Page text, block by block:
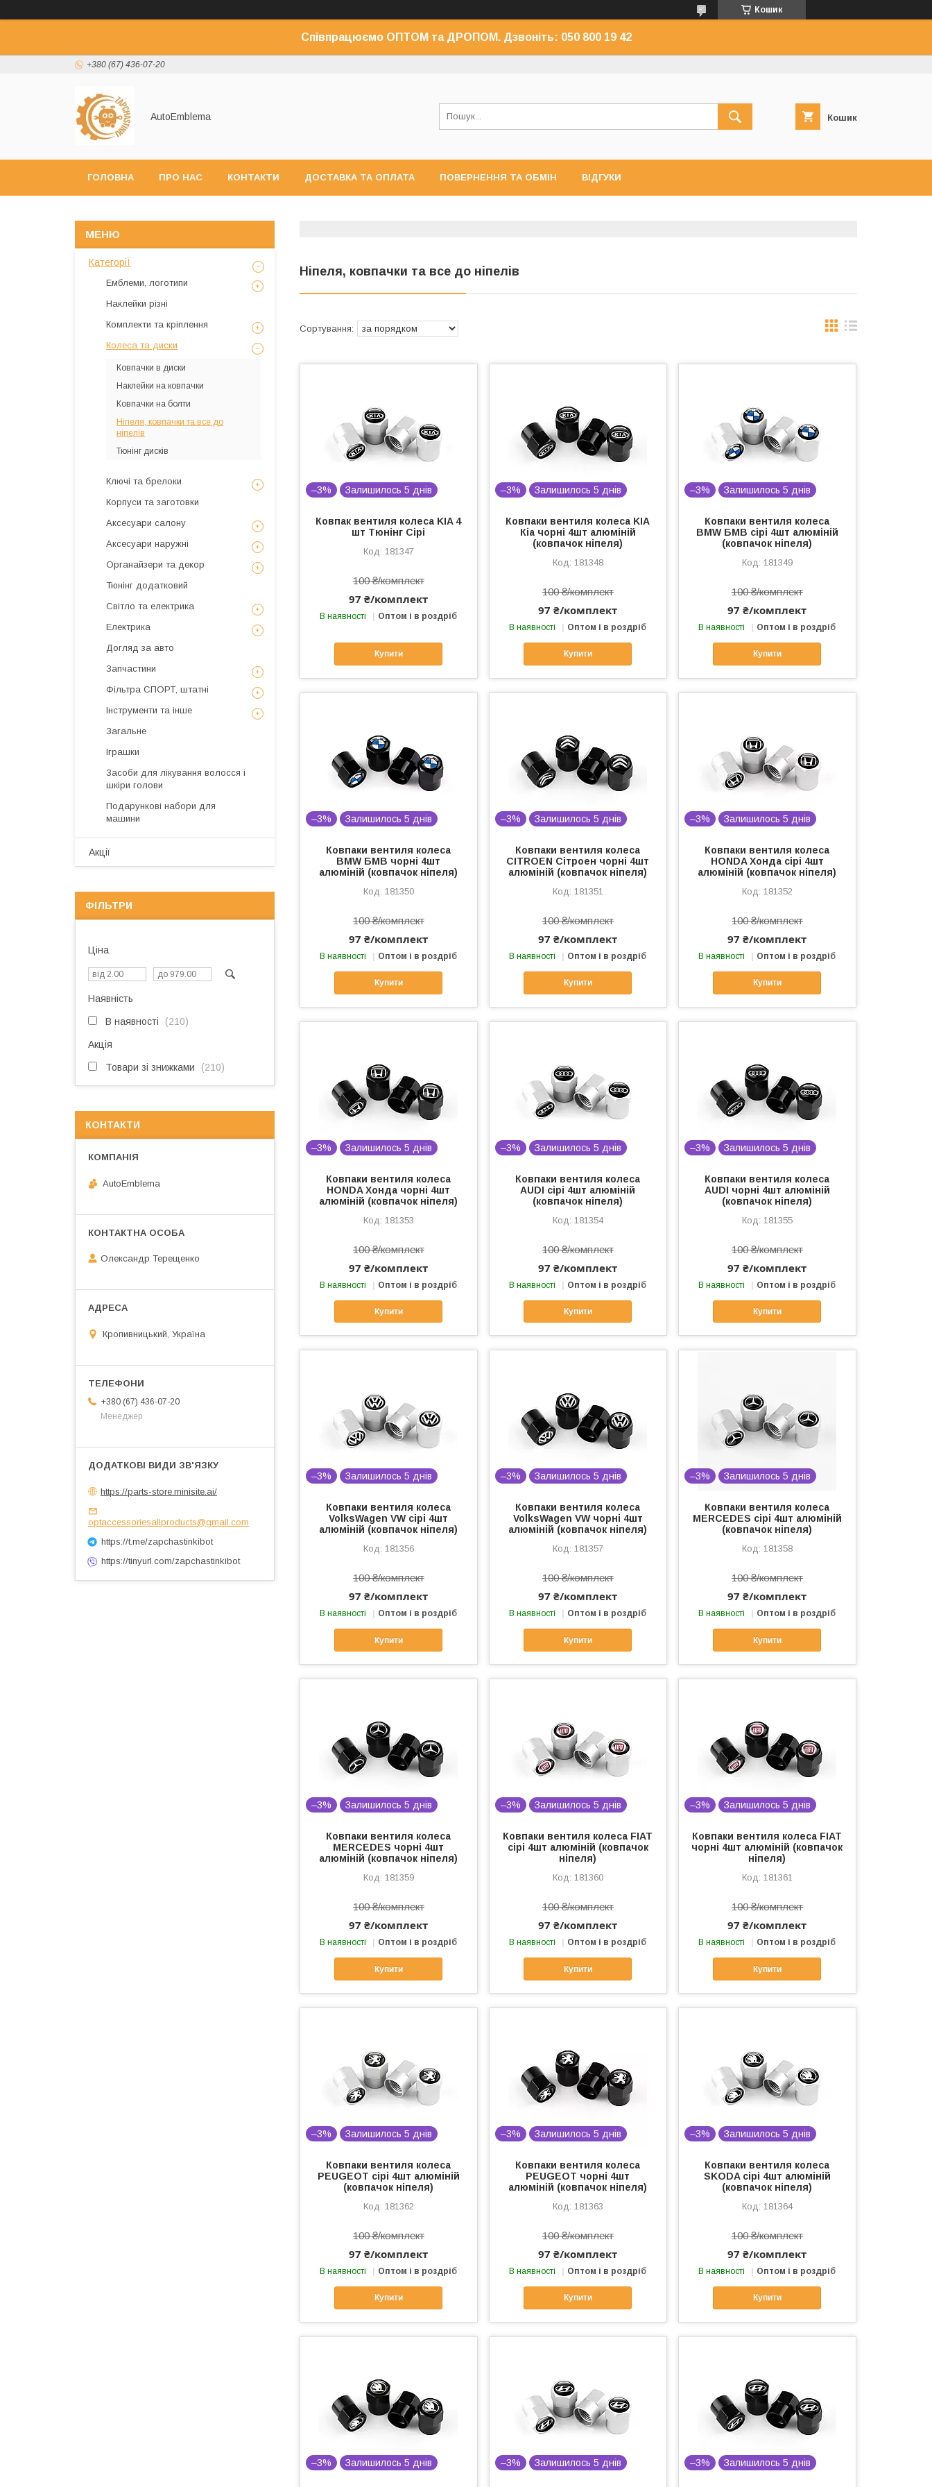
Кошик
Співпрацюємо ОПТОМ та ДРОПОМ. Дзвоніть: 050 800 19 42
+380 (67) 436-07-20
AutoEmblema Кошик
ГОЛОВНА ПРО НАС КОНТАКТИ ДОСТАВКА ТА ОПЛАТА ПОВЕРНЕННЯ ТА ОБМІН ВІДГУКИ
Ніпеля, ковпачки та все до ніпелів
–3% Залишилось 5 днів
Ковпак вентиля колеса KIA 4
шт Тюнінг Сірі
181347
100 ₴/комплект
97 ₴/комплект
В наявності Оптом і в роздріб
Купити
–3% Залишилось 5 днів
Ковпаки вентиля колеса KIA
Кіа чорні 4шт алюміній
(ковпачок ніпеля)
181348
100 ₴/комплект
97 ₴/комплект
В наявності Оптом і в роздріб
Купити
–3% Залишилось 5 днів
Ковпаки вентиля колеса
BMW БМВ сірі 4шт алюміній
(ковпачок ніпеля)
181349
100 ₴/комплект
97 ₴/комплект
В наявності Оптом і в роздріб
Купити
–3% Залишилось 5 днів
Ковпаки вентиля колеса
BMW БМВ чорні 4шт
алюміній (ковпачок ніпеля)
181350
100 ₴/комплект
97 ₴/комплект
В наявності Оптом і в роздріб
Купити
–3% Залишилось 5 днів
Ковпаки вентиля колеса
CITROEN Сітроен чорні 4шт
алюміній (ковпачок ніпеля)
181351
100 ₴/комплект
97 ₴/комплект
В наявності Оптом і в роздріб
Купити
–3% Залишилось 5 днів
Ковпаки вентиля колеса
HONDA Хонда сірі 4шт
алюміній (ковпачок ніпеля)
181352
100 ₴/комплект
97 ₴/комплект
В наявності Оптом і в роздріб
Купити
–3% Залишилось 5 днів
Ковпаки вентиля колеса
HONDA Хонда чорні 4шт
алюміній (ковпачок ніпеля)
181353
100 ₴/комплект
97 ₴/комплект
В наявності Оптом і в роздріб
Купити
–3% Залишилось 5 днів
Ковпаки вентиля колеса
AUDI сірі 4шт алюміній
(ковпачок ніпеля)
181354
100 ₴/комплект
97 ₴/комплект
В наявності Оптом і в роздріб
Купити
–3% Залишилось 5 днів
Ковпаки вентиля колеса
AUDI чорні 4шт алюміній
(ковпачок ніпеля)
181355
100 ₴/комплект
97 ₴/комплект
В наявності Оптом і в роздріб
Купити
–3% Залишилось 5 днів
Ковпаки вентиля колеса
VolksWagen VW сірі 4шт
алюміній (ковпачок ніпеля)
181356
100 ₴/комплект
97 ₴/комплект
В наявності Оптом і в роздріб
Купити
–3% Залишилось 5 днів
Ковпаки вентиля колеса
VolksWagen VW чорні 4шт
алюміній (ковпачок ніпеля)
181357
100 ₴/комплект
97 ₴/комплект
В наявності Оптом і в роздріб
Купити
–3% Залишилось 5 днів
Ковпаки вентиля колеса
MERCEDES сірі 4шт алюміній
(ковпачок ніпеля)
181358
100 ₴/комплект
97 ₴/комплект
В наявності Оптом і в роздріб
Купити
–3% Залишилось 5 днів
Ковпаки вентиля колеса
MERCEDES чорні 4шт
алюміній (ковпачок ніпеля)
181359
100 ₴/комплект
97 ₴/комплект
В наявності Оптом і в роздріб
Купити
–3% Залишилось 5 днів
Ковпаки вентиля колеса FIAT
сірі 4шт алюміній (ковпачок
ніпеля)
181360
100 ₴/комплект
97 ₴/комплект
В наявності Оптом і в роздріб
Купити
–3% Залишилось 5 днів
Ковпаки вентиля колеса FIAT
чорні 4шт алюміній (ковпачок
ніпеля)
181361
100 ₴/комплект
97 ₴/комплект
В наявності Оптом і в роздріб
Купити
–3% Залишилось 5 днів
Ковпаки вентиля колеса
PEUGEOT сірі 4шт алюміній
(ковпачок ніпеля)
181362
100 ₴/комплект
97 ₴/комплект
В наявності Оптом і в роздріб
Купити
–3% Залишилось 5 днів
Ковпаки вентиля колеса
PEUGEOT чорні 4шт
алюміній (ковпачок ніпеля)
181363
100 ₴/комплект
97 ₴/комплект
В наявності Оптом і в роздріб
Купити
–3% Залишилось 5 днів
Ковпаки вентиля колеса
SKODA сірі 4шт алюміній
(ковпачок ніпеля)
181364
100 ₴/комплект
97 ₴/комплект
В наявності Оптом і в роздріб
Купити
–3% Залишилось 5 днів –3% Залишилось 5 днів –3% Залишилось 5 днів
КатегоріЇ
Емблеми, логотипи
Наклейки різні
Комплекти та кріплення
Колеса та диски
Ковпачки в диски
Наклейки на ковпачки
Ковпачки на болти
Ніпеля, ковпачки та все до
ніпелів
Тюнінг дисків
Ключі та брелоки
Корпуси та заготовки
Аксесуари салону
Аксесуари наружні
Органайзери та декор
Тюнінг додатковий
Світло та електрика
Електрика
Догляд за авто
Запчастини
Фільтра СПОРТ, штатні
Інструменти та інше
Загальне
Іграшки
Засоби для лікування волосся і
шкіри голови
Подарункові набори для
машини
Акції
ФІЛЬТРИ
Ціна
Наявність
В наявності 210
Акція
Товари зі знижками 210
КОНТАКТИ
AutoEmblema
Олександр Терещенко
Кропивницький, Україна
+380 (67) 436-07-20
Менеджер
https://parts-store.minisite.ai/
optaccessoriesallproducts@gmail.com
https://t.me/zapchastinkibot
https://tinyurl.com/zapchastinkibot